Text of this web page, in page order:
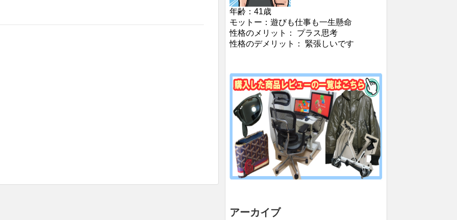
年齢：41歳
モットー：遊びも仕事も一生懸命
性格のメリット： プラス思考
性格のデメリット： 緊張しいです
アーカイブ